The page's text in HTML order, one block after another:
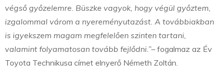
végső győzelemre. Büszke vagyok, hogy végül győztem,
izgalommal várom a nyereményutazást. A továbbiakban
is igyekszem magam megfelelően szinten tartani,
valamint folyamatosan tovább fejlődni.”– fogalmaz az Év
Toyota Technikusa címet elnyerő Németh Zoltán.